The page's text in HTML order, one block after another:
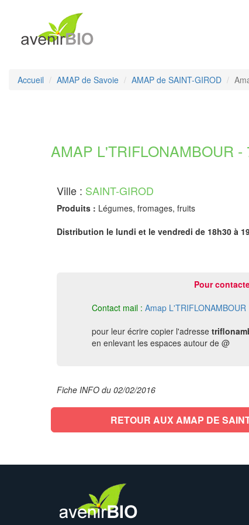
Accueil AMAP de Savoie AMAP de SAINT-GIROD
AMAP L'TRIFLONAMBOUR
Ville : SAINT-GIROD
Produits : Légumes, fromages, fruits
Distribution le lundi et le vendredi de 18h30 à
Pour
Contact mail : Amap L'TRIFLONAMBOUR
pour leur écrire copier l'adresse
en enlevant les espaces autour de @
Fiche INFO du 02/02/2016
RETOUR AUX AMAP DE